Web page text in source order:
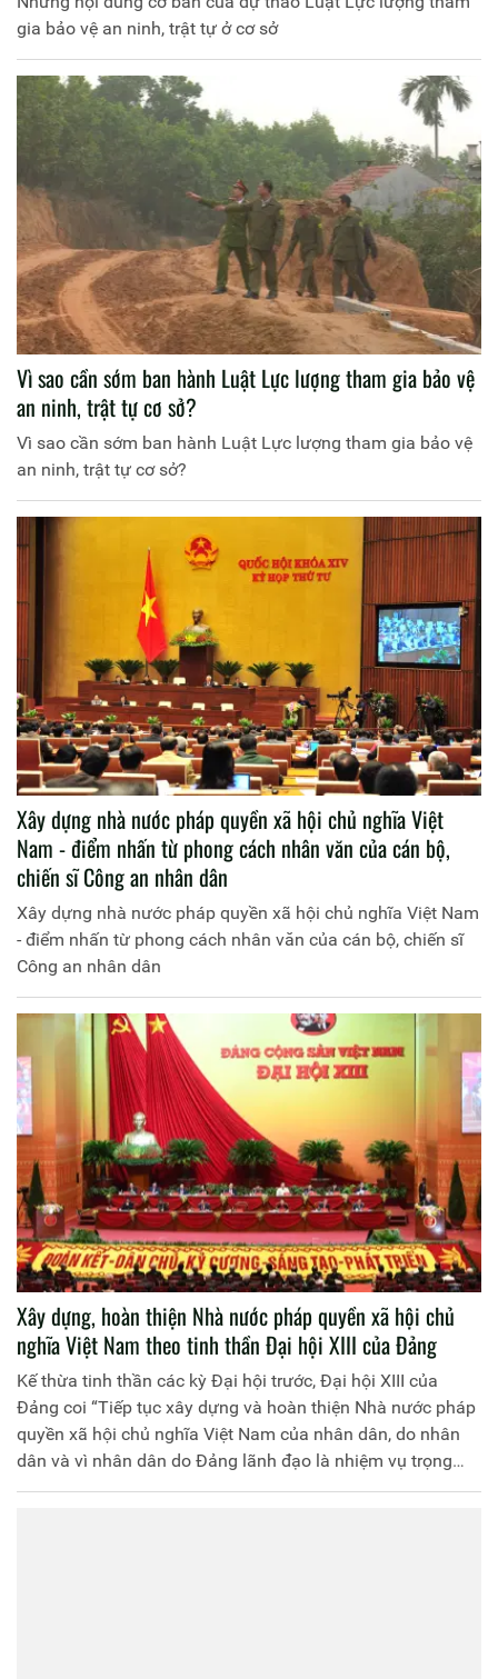
gia bảo vệ an ninh, trật tự ở cơ sở
Vì sao cần sớm ban hành Luật Lực lượng tham gia bảo vệ
an ninh, trật tự cơ sở?
Vì sao cần sớm ban hành Luật Lực lượng tham gia bảo vệ
an ninh, trật tự cơ sở?
Xây dựng nhà nước pháp quyền xã hội chủ nghĩa Việt
Nam - điểm nhấn từ phong cách nhân văn của cán bộ,
chiến sĩ Công an nhân dân
Xây dựng nhà nước pháp quyền xã hội chủ nghĩa Việt Nam
- điểm nhấn từ phong cách nhân văn của cán bộ, chiến sĩ
Công an nhân dân
Xây dựng, hoàn thiện Nhà nước pháp quyền xã hội chủ
nghĩa Việt Nam theo tinh thần Đại hội XIII của Đảng
Kế thừa tinh thần các kỳ Đại hội trước, Đại hội XIII của
Đảng coi “Tiếp tục xây dựng và hoàn thiện Nhà nước pháp
quyền xã hội chủ nghĩa Việt Nam của nhân dân, do nhân
dân và vì nhân dân do Đảng lãnh đạo là nhiệm vụ trọng
tâm của đổi mới hệ thống chính trị”[1]. Trên tinh thần